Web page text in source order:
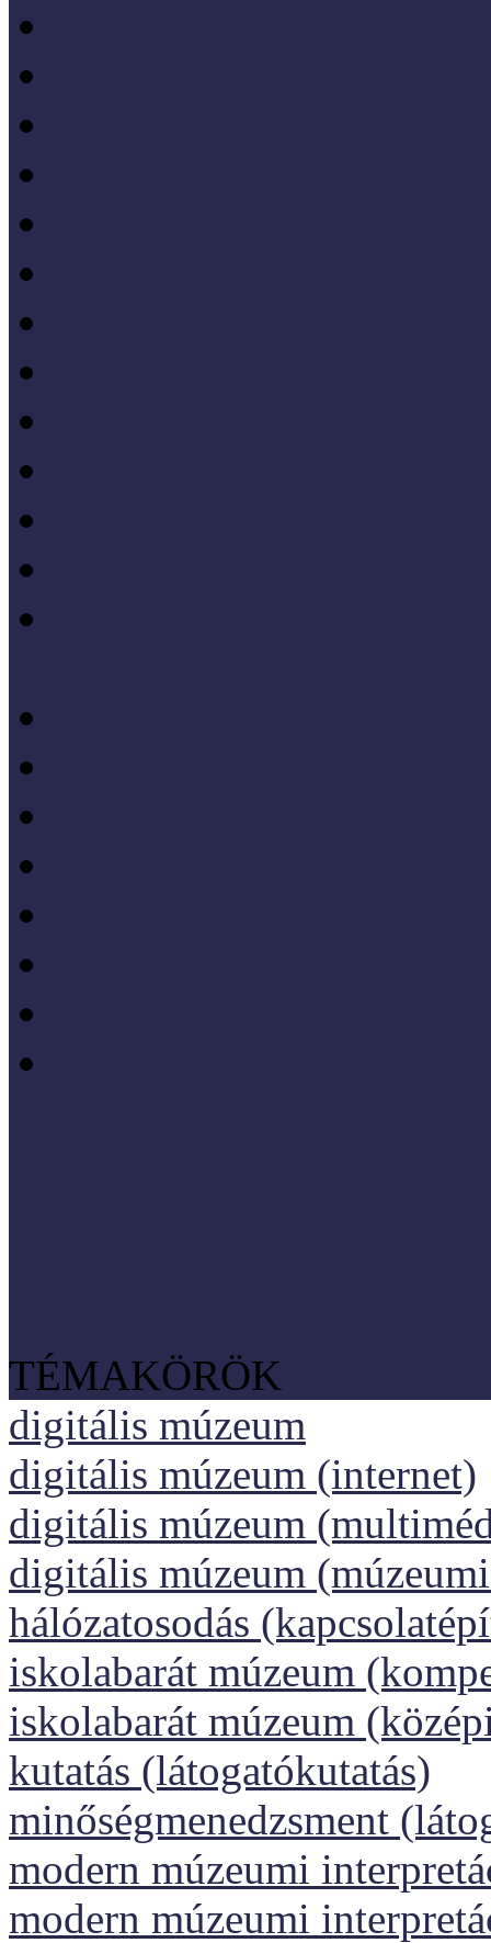
TÉMAKÖRÖK
digitális múzeum
digitális múzeum (internet)
digitális múzeum
digitális múzeum
hálózatosodás
iskolabarát múzeum
iskolabarát múzeum
kutatás (látogatókutatás)
minőségmenedzsment
modern múzeumi
modern múzeumi